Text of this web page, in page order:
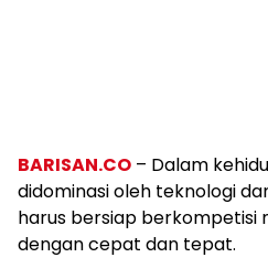
BARISAN.CO – Dalam
didominasi oleh teknologi
harus bersiap berkompetisi
dengan cepat dan tepat.